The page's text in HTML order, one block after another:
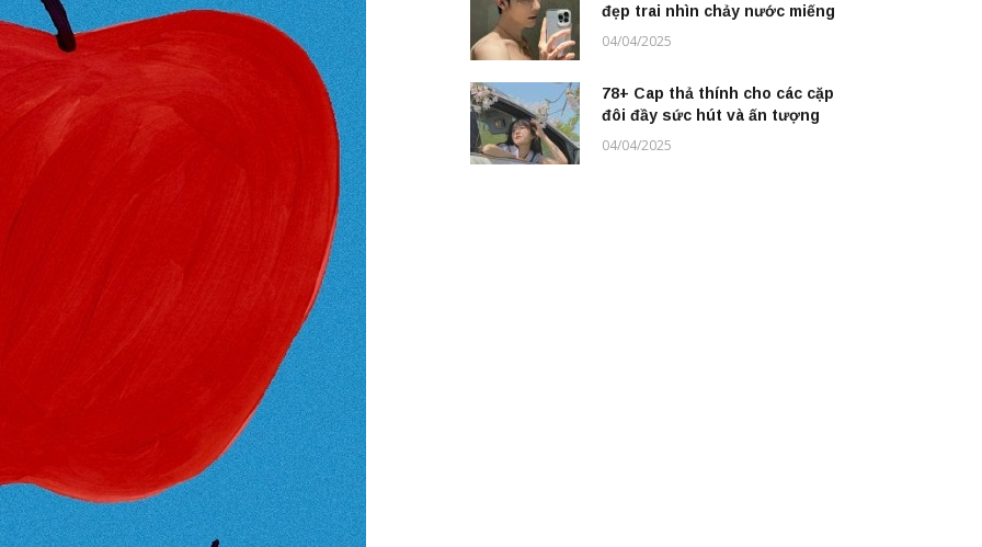
đẹp trai nhìn chảy nước miếng
04/04/2025
78+ Cap thả thính cho các cặp
đôi đầy sức hút và ấn tượng
04/04/2025